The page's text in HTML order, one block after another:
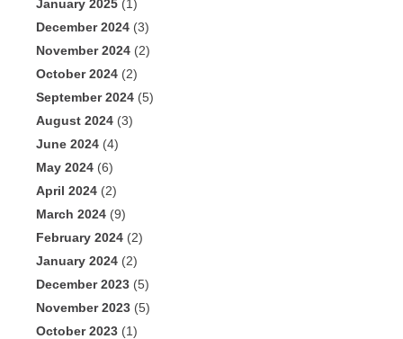
January 2025 (1)
December 2024 (3)
November 2024 (2)
October 2024 (2)
September 2024 (5)
August 2024 (3)
June 2024 (4)
May 2024 (6)
April 2024 (2)
March 2024 (9)
February 2024 (2)
January 2024 (2)
December 2023 (5)
November 2023 (5)
October 2023 (1)